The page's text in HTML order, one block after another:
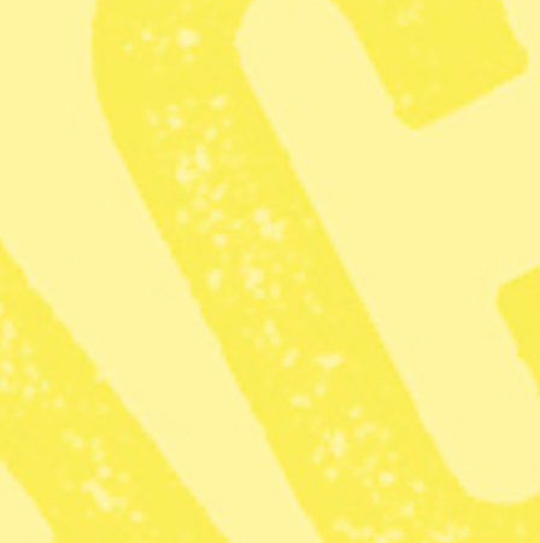
nässlorna är intressantast. Så måste människor ha spanat i
alla tider, för nässlor är en gudagåva efter en lång, mörk
Och för den som i dag vill ha maten grön, bildligt och
bokstavligt, finns inget bättre. Nässlor är som spenat men
mer aromatiska – en utmärkt variant när det står spenat i
receptet. Mer behöver man egentligen inte veta för att
börja pröva sig fram. Nässelsoppa är bara förrätten.
Under åren har jag hittat nässelrecept för risotto, pesto,
timbaler, sufflé, hummus, plättar, pasta, bröd, nässelris,
smoothie, te, vin (populärt i England, till och med
kommersiellt), nässelmajonnäs och mycket mer. Allt
detta har vi inte prövat men slänger gärna ner lite blad i
soppan. Lättstuvade nässlor passar som en grönsak till
det mesta. Recepten finns på nätet.
Och det näst bästa med nässlor är att de passar även för
en ganska motvillig trädgårdsslav som jag. Tänk bara på